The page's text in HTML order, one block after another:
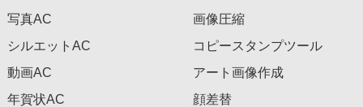
写真AC
シルエットAC
動画AC
年賀状AC
画像圧縮
コピースタンプツール
アート画像作成
顔差替